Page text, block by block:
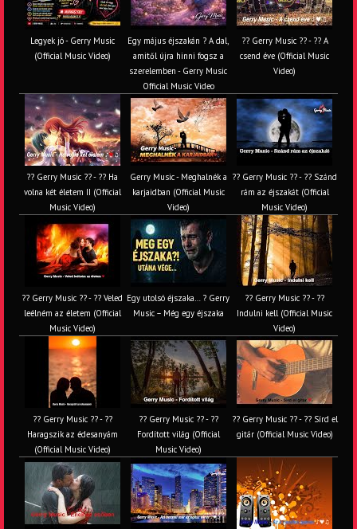
Legyek jó - Gerry Music
(Official Music Video)
Egy május éjszakán ? A dal,
amitől újra hinni fogsz a
szerelemben - Gerry Music
Official Music Video
?? Gerry Music ?? - ?? A
csend éve (Official Music
Video)
?? Gerry Music ?? - ?? Ha
volna két életem II (Official
Music Video)
Gerry Music - Meghalnék a
karjaidban (Official Music
Video)
?? Gerry Music ?? - ?? Szánd
rám az éjszakát (Official
Music Video)
?? Gerry Music ?? - ?? Veled
leélném az életem (Official
Music Video)
Egy utolsó éjszaka… ? Gerry
Music – Még egy éjszaka
?? Gerry Music ?? - ??
Indulni kell (Official Music
Video)
?? Gerry Music ?? - ??
Haragszik az édesanyám
(Official Music Video)
?? Gerry Music ?? - ??
Fordított világ (Official
Music Video)
?? Gerry Music ?? - ?? Sírd el
gitár (Official Music Video)